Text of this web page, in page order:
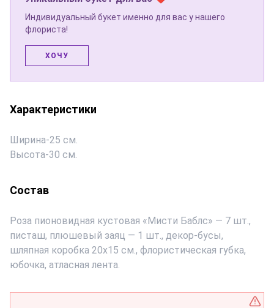
Индивидуальный букет именно для вас у нашего
флориста!
ХОЧУ
Характеристики
Ширина-25 см.
Высота-30 см.
Состав
Роза пионовидная кустовая «Мисти Баблс» — 7 шт.,
писташ, плюшевый заяц — 1 шт., декор-бусы,
шляпная коробка 20х15 см., флористическая губка,
юбочка, атласная лента.